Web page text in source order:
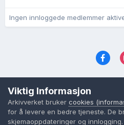
Ingen innloggede medlemmer
Cookies
Powered by
Viktig Informasjon
Arkivverket bruker cookies
for å levere en bedre tjeneste. De
skjemaoppdateringer og